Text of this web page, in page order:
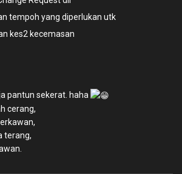
tempoh yang diperlukan utk
kes2 kecemasan
pantun sekerat. haha
cerang,
terang,